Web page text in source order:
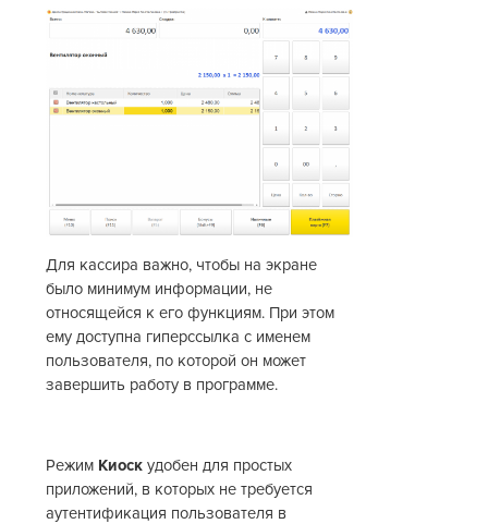
Для кассира важно, чтобы на экране
было минимум информации, не
относящейся к его функциям. При этом
ему доступна гиперссылка с именем
пользователя, по которой он может
завершить работу в программе.
Режим Киоск удобен для простых
приложений, в которых не требуется
аутентификация пользователя в